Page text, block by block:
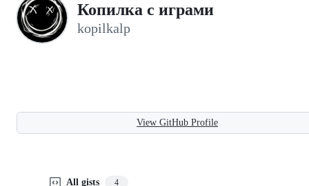
Копилка с играми
kopilkalp
View GitHub Profile
All gists 4